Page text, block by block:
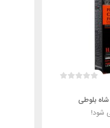
بلوطی
شود!